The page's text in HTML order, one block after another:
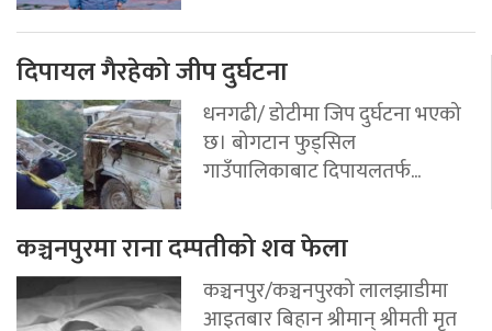
दिपायल गैरहेको जीप दुर्घटना
धनगढी/ डोटीमा जिप दुर्घटना भएको
छ। बोगटान फुड्सिल
गाउँपालिकाबाट दिपायलतर्फ...
कञ्चनपुरमा राना दम्पतीको शव फेला
कञ्चनपुर/कञ्चनपुरको लालझाडीमा
आइतबार बिहान श्रीमान् श्रीमती मृत